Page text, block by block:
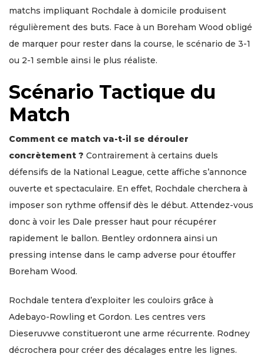
matchs impliquant Rochdale à domicile produisent
régulièrement des buts. Face à un Boreham Wood obligé
de marquer pour rester dans la course, le scénario de 3-1
ou 2-1 semble ainsi le plus réaliste.
Scénario Tactique du
Match
Comment ce match va-t-il se dérouler
concrètement ? Contrairement à certains duels
défensifs de la National League, cette affiche s’annonce
ouverte et spectaculaire. En effet, Rochdale cherchera à
imposer son rythme offensif dès le début. Attendez-vous
donc à voir les Dale presser haut pour récupérer
rapidement le ballon. Bentley ordonnera ainsi un
pressing intense dans le camp adverse pour étouffer
Boreham Wood.
Rochdale tentera d’exploiter les couloirs grâce à
Adebayo-Rowling et Gordon. Les centres vers
Dieseruvwe constitueront une arme récurrente. Rodney
décrochera pour créer des décalages entre les lignes.